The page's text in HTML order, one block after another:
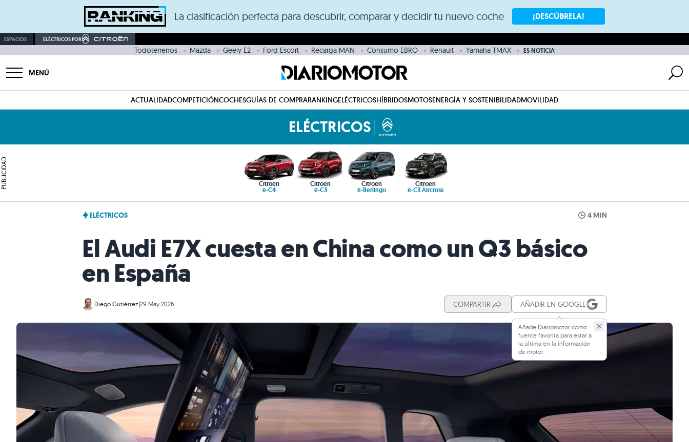
La clasificación perfecta para descubrir, comparar y decidir tu nuevo coche ¡DESCÚBRELA!
ESPACIOS ELÉCTRICOS POR
Todoterrenos Mazda Geely E2 Ford Escort Recarga MAN Consumo EBRO Renault Yamaha TMAX ES NOTICIA
MENÚ
ACTUALIDADCOMPETICIÓNCOCHESGUÍAS DE COMPRARANKINGELÉCTRICOSHÍBRIDOSMOTOSENERGÍA Y SOSTENIBILIDADMOVILIDAD
ELÉCTRICOS
PUBLICIDAD Citroën
ë-C4
Citroën
ë-C3
Citroën
ë-Berlingo
Citroën
ë-C3 Aircross
ELÉCTRICOS 4 MIN
El Audi E7X cuesta en China como un Q3 básico
en España
Diego Gutiérrez|29 May 2026 COMPARTIR AÑADIR EN GOOGLE
Añade Diariomotor como
fuente favorita para estar a
la última en la información
de motor.